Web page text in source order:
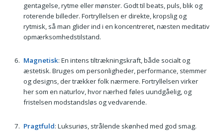
gentagelse, rytme eller mønster. Godt til beats, puls, blik og
roterende billeder. Fortryllelsen er direkte, kropslig og
rytmisk, så man glider ind i en koncentreret, næsten meditativ
opmærksomhedstilstand.
Magnetisk: En intens tiltrækningskraft, både socialt og
æstetisk. Bruges om personligheder, performance, stemmer
og designs, der trækker folk nærmere. Fortryllelsen virker
her som en naturlov, hvor nærhed føles uundgåelig, og
fristelsen modstandsløs og vedvarende.
Pragtfuld: Luksuriøs, strålende skønhed med god smag.